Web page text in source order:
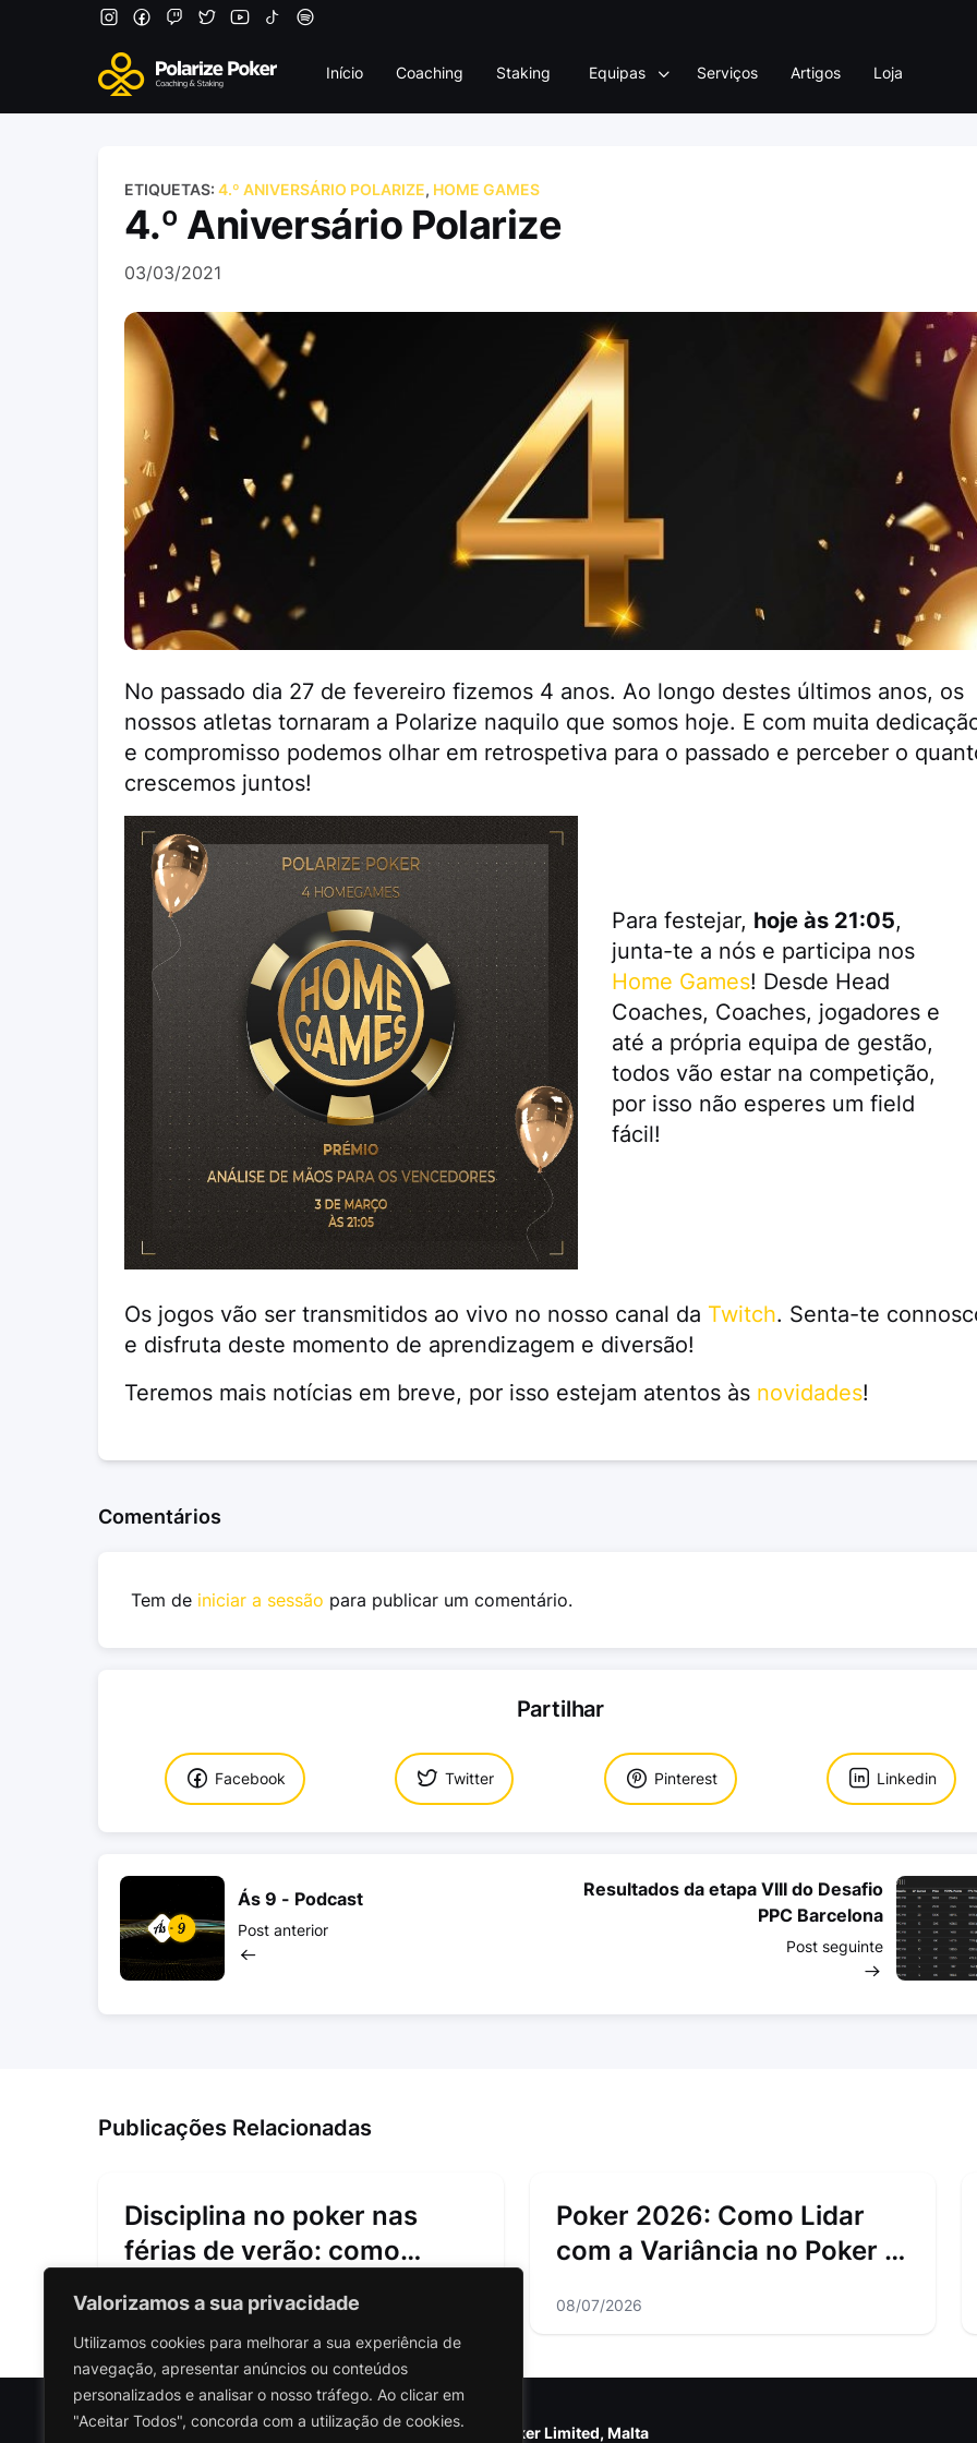
Valorizamos a sua privacidade
Utilizamos cookies para melhorar a sua experiência de
navegação, apresentar anúncios ou conteúdos
personalizados e analisar o nosso tráfego. Ao clicar em
"Aceitar Todos", concorda com a utilização de cookies.
Início Coaching Staking Equipas Serviços Artigos Loja
ETIQUETAS: 4.º ANIVERSÁRIO POLARIZE, HOME GAMES
4.º Aniversário Polarize
03/03/2021
No passado dia 27 de fevereiro fizemos 4 anos. Ao longo destes últimos anos, os
nossos atletas tornaram a Polarize naquilo que somos hoje. E com muita
e compromisso podemos olhar em retrospetiva para o passado e perceber o
crescemos juntos!
Para festejar, hoje às 21:05,
junta-te a nós e participa nos
Home Games! Desde Head
Coaches, Coaches, jogadores e
até a própria equipa de gestão,
todos vão estar na competição,
por isso não esperes um field
fácil!
Os jogos vão ser transmitidos ao vivo no nosso canal da Twitch. Senta-te
e disfruta deste momento de aprendizagem e diversão!
Teremos mais notícias em breve, por isso estejam atentos às novidades!
Comentários
Tem de iniciar a sessão para publicar um comentário.
Partilhar
Facebook Twitter Pinterest Linkedin
Ás 9 - Podcast
Post anterior
Resultados da etapa VIII do Desafio
PPC Barcelona
Post seguinte
Publicações Relacionadas
Disciplina no poker nas
férias de verão: como
10/07/2026
Poker 2026: Como Lidar
com a Variância no Poker e
08/07/2026
Polarize Poker Limited, Malta